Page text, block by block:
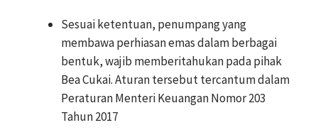
Sesuai ketentuan, penumpang yang
membawa perhiasan emas dalam berbagai
bentuk, wajib memberitahukan pada pihak
Bea Cukai. Aturan tersebut tercantum dalam
Peraturan Menteri Keuangan Nomor 203
Tahun 2017